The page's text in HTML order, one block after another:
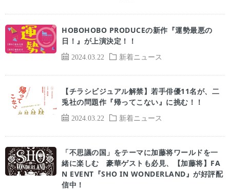
2024.03.22 新着ニュース
HOBOHOBO PRODUCEの新作『運勢最悪の
⽇！』が上演決定！！
2024.03.22 新着ニュース
【チラシビジュアル解禁】若手俳優11名が、二
兎社の問題作『帰ってこない』に挑む！！
「不思議の国」をテーマに加藤将ワールドを一
緒に楽しむ 豪華ゲストも必見、【加藤将】FA
N EVENT『SHO IN WONDERLAND』が好評配
信中！